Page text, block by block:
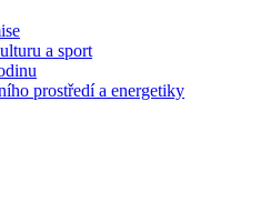
a sport
prostředí a energetiky